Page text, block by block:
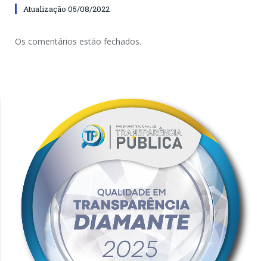
Atualização 05/08/2022
Os comentários estão fechados.